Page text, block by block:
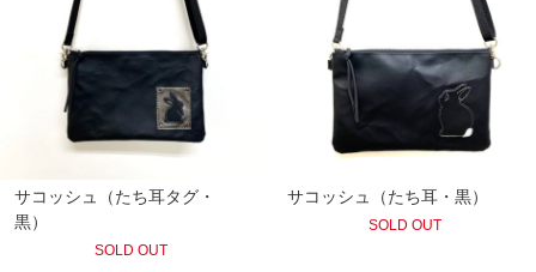
サコッシュ（たち耳タグ・
黒）
SOLD OUT
サコッシュ（たち耳・黒）
SOLD OUT